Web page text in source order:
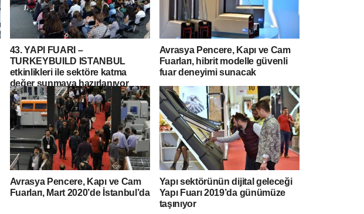
43. YAPI FUARI –
TURKEYBUILD ISTANBUL
etkinlikleri ile sektöre katma
değer sunmaya hazırlanıyor
Avrasya Pencere, Kapı ve Cam
Fuarları, hibrit modelle güvenli
fuar deneyimi sunacak
Avrasya Pencere, Kapı ve Cam
Fuarları, Mart 2020’de İstanbul’da
Yapı sektörünün dijital geleceği
Yapı Fuarı 2019’da günümüze
taşınıyor